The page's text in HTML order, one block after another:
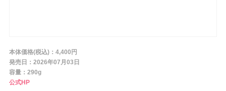
金額
本体価格(税込)：4,400円
発売日：2026年07月03日
容量：290g
公式HP